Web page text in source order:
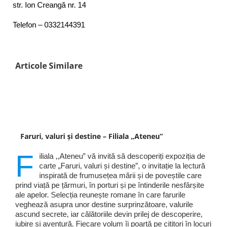
str. Ion Creangă nr. 14
Telefon – 0332144391
Articole Similare
Faruri, valuri și destine – Filiala „Ateneu”
F
iliala ,,Ateneu” vă invită să descoperiți expoziția de
carte „Faruri, valuri și destine”, o invitație la lectură
inspirată de frumusețea mării și de poveștile care
prind viață pe țărmuri, în porturi și pe întinderile nesfârșite
ale apelor. Selecția reunește romane în care farurile
veghează asupra unor destine surprinzătoare, valurile
ascund secrete, iar călătoriile devin prilej de descoperire,
iubire și aventură. Fiecare volum îi poartă pe cititori în locuri